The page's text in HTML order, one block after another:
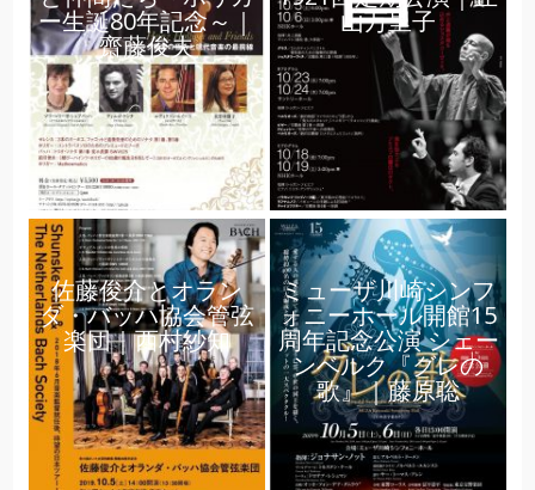
ー生誕80年記念～｜
齋藤俊夫
山万里子
佐藤俊介とオラン
ダ・バッハ協会管弦
楽団｜西村紗知
ミューザ川崎シンフ
ォニーホール開館15
周年記念公演 シェー
ンベルク『グレの
歌』｜藤原聡